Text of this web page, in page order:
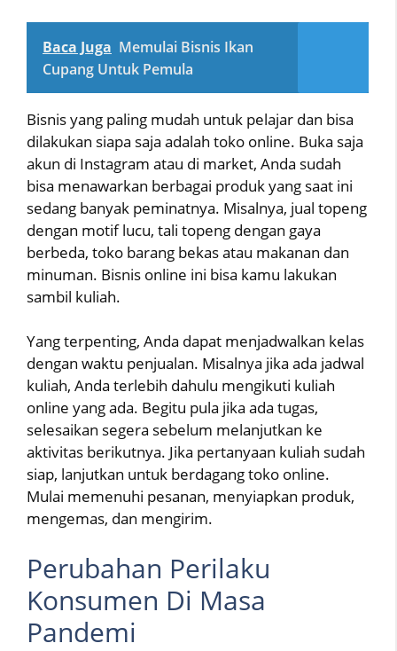
Baca Juga Memulai Bisnis Ikan
Cupang Untuk Pemula
Bisnis yang paling mudah untuk pelajar dan bisa
dilakukan siapa saja adalah toko online. Buka saja
akun di Instagram atau di market, Anda sudah
bisa menawarkan berbagai produk yang saat ini
sedang banyak peminatnya. Misalnya, jual topeng
dengan motif lucu, tali topeng dengan gaya
berbeda, toko barang bekas atau makanan dan
minuman. Bisnis online ini bisa kamu lakukan
sambil kuliah.
Yang terpenting, Anda dapat menjadwalkan kelas
dengan waktu penjualan. Misalnya jika ada jadwal
kuliah, Anda terlebih dahulu mengikuti kuliah
online yang ada. Begitu pula jika ada tugas,
selesaikan segera sebelum melanjutkan ke
aktivitas berikutnya. Jika pertanyaan kuliah sudah
siap, lanjutkan untuk berdagang toko online.
Mulai memenuhi pesanan, menyiapkan produk,
mengemas, dan mengirim.
Perubahan Perilaku
Konsumen Di Masa
Pandemi